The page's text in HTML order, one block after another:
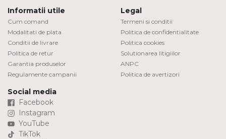
Informatii utile
Cum comand
Modalitati de plata
Conditii de livrare
Politica de retur
Garantia produselor
Regulamente campanii
Legal
Termeni si conditii
Politica de confidentialitate
Politica cookies
Solutionarea litigiilor
ANPC
Politica de avertizori
Social media
Facebook
Instagram
YouTube
TikTok